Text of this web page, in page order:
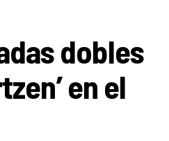
dobles
en el